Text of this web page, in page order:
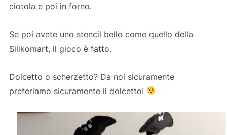
ciotola e poi in forno.
Se poi avete uno stencil bello come quello della
Silikomart, il gioco è fatto.
Dolcetto o scherzetto? Da noi sicuramente
preferiamo sicuramente il dolcetto!